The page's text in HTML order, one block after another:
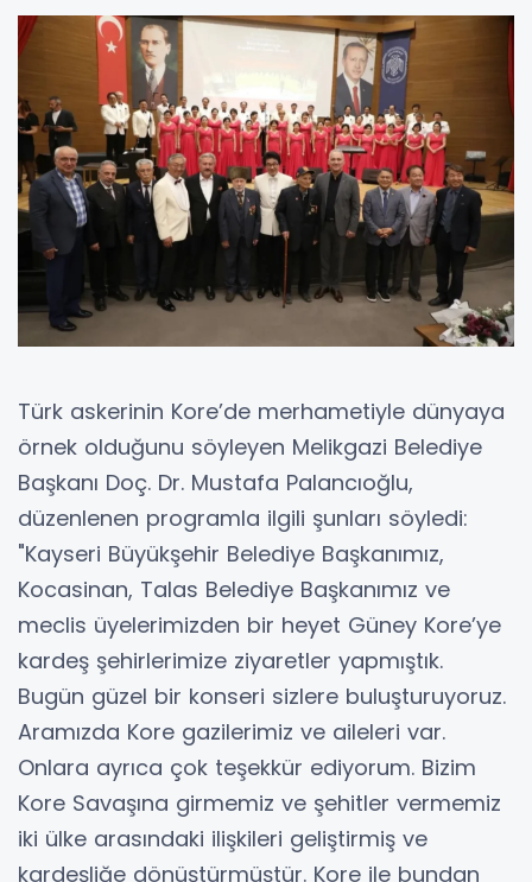
Türk askerinin Kore’de merhametiyle dünyaya
örnek olduğunu söyleyen Melikgazi Belediye
Başkanı Doç. Dr. Mustafa Palancıoğlu,
düzenlenen programla ilgili şunları söyledi:
"Kayseri Büyükşehir Belediye Başkanımız,
Kocasinan, Talas Belediye Başkanımız ve
meclis üyelerimizden bir heyet Güney Kore’ye
kardeş şehirlerimize ziyaretler yapmıştık.
Bugün güzel bir konseri sizlere buluşturuyoruz.
Aramızda Kore gazilerimiz ve aileleri var.
Onlara ayrıca çok teşekkür ediyorum. Bizim
Kore Savaşına girmemiz ve şehitler vermemiz
iki ülke arasındaki ilişkileri geliştirmiş ve
kardeşliğe dönüştürmüştür. Kore ile bundan